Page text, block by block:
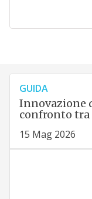
GUIDA
Innovazione
confronto
15 Mag 2026